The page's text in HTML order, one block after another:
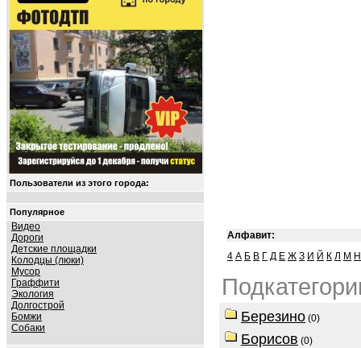
Пользователи из этого города:
Популярное
Видео
Дороги
Детские площадки
Колодцы (люки)
Мусор
Граффити
Экология
Долгострой
Бомжи
Собаки
Алфавит:
4 А Б В Г Д Е Ж З И Й К Л М Н
Березино (0)
Борисов (0)